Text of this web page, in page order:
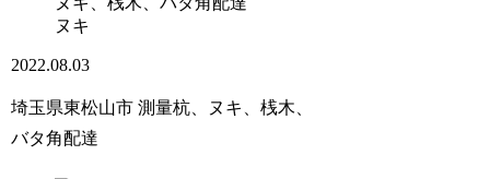
ヌキ
2022.08.03
埼玉県東松山市 測量杭、ヌキ、桟木、
バタ角配達